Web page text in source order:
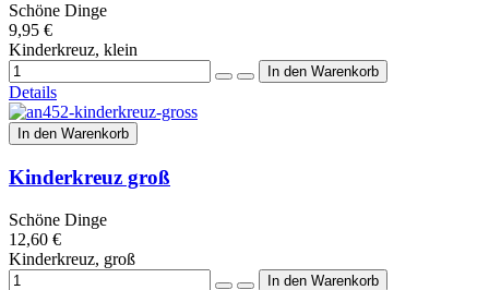
Schöne Dinge
9,95 €
Kinderkreuz, klein
Details
In den Warenkorb
Kinderkreuz groß
Schöne Dinge
12,60 €
Kinderkreuz, groß